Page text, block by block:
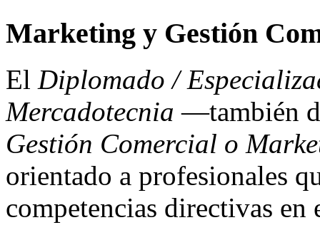
Marketing y Gestión
El Diplomado /
Mercadotecnia —también
Gestión Comercial o
orientado a profesionales
competencias directivas